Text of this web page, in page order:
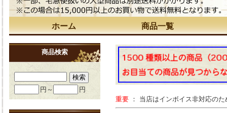
ホーム 商品一覧
重要 ： 当店はインボイス非対応の
商品検索
円～ 円